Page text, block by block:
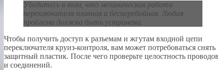
Убедитесь в том, что механическая работа
переключателя плавная и бесперебойная. Любая
проблема должна быть устранена.
Чтобы получить доступ к разъемам и жгутам входной цепи
переключателя круиз-контроля, вам может потребоваться снять
защитный пластик. После чего проверьте целостность
и соединений.